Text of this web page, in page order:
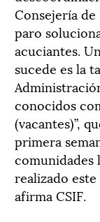
Consejería
paro
acuciantes.
sucede es la
conocidos
(vacantes)”,
primera
comunidades
realizado
afirma CSIF.